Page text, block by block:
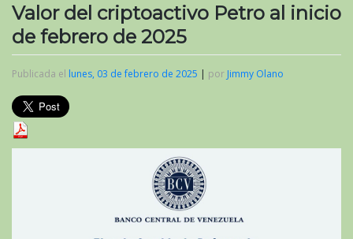
Valor del criptoactivo Petro al inicio
de febrero de 2025
Publicada el lunes, 03 de febrero de 2025 | por Jimmy Olano